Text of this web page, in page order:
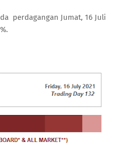
perdagangan Jumat, 16 Juli